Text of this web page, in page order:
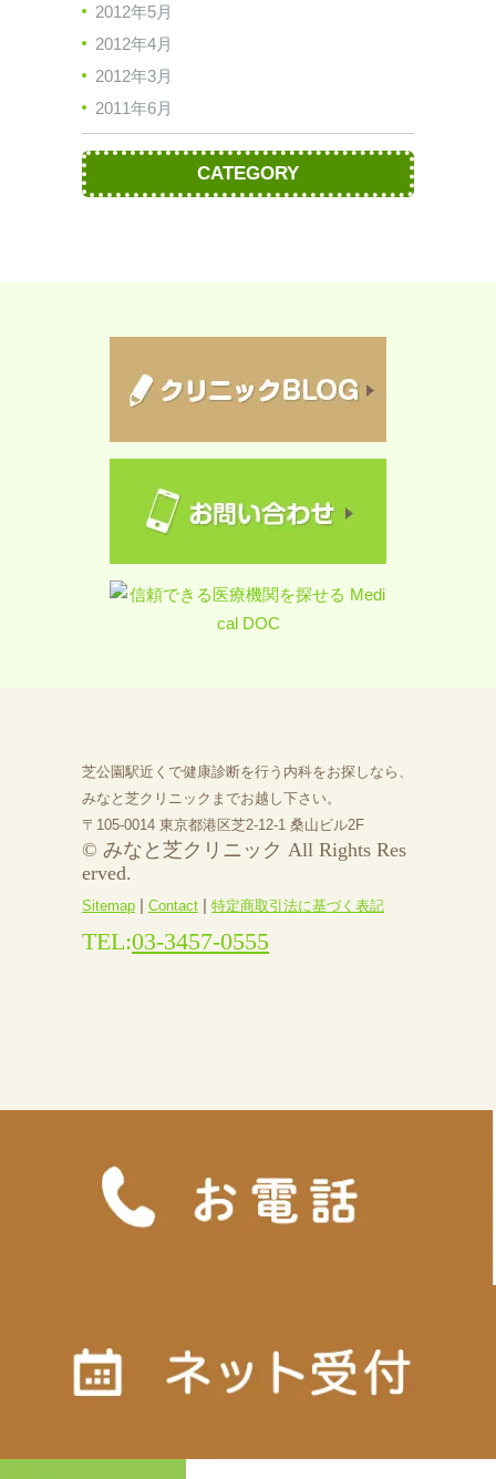
2012年5月
2012年4月
2012年3月
2011年6月
CATEGORY
芝公園駅近くで健康診断を行う内科をお探しなら、
みなと芝クリニックまでお越し下さい。
〒105-0014 東京都港区芝2-12-1 桑山ビル2F
© みなと芝クリニック All Rights Res
erved.
Sitemap | Contact | 特定商取引法に基づく表記
TEL:03-3457-0555